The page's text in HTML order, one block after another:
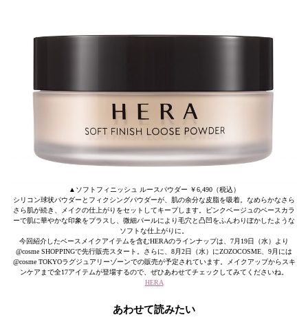
▲ソフトフィニッシュ ルースパウダー ￥6,490（税込）
シリコン球状パウダーとフィクシングパウダーが、肌の余分な皮脂を吸着。なめらかなさら
さら肌が続き、メイクの仕上がりをセットしてキープします。ピンクベージュのベースカラ
ーで肌に華やかな印象をプラスし、微細パールにより毛穴と凸凹をふんわりぼかしたような
ソフトな仕上がりに。
今回紹介したベースメイクアイテムを含むHERAのラインナップは、7月19日（水）より
@cosme SHOPPINGで先行販売スタート。さらに、8月2日（水）にZOZOCOSME、9月には
@cosme TOKYOラグジュアリーゾーンでの販売が予定されています。メイクアップからスキ
ンケアまで全17アイテムが登場するので、ぜひあわせてチェックしてみてくださいね。
HERA
あわせて読みたい